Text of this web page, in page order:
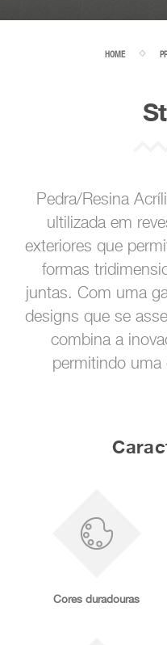
HOME
Pedra/Resina
ultilizada em
exteriores que
formas
juntas. Com uma
designs que se
combina a
permitindo uma
Cores duradouras